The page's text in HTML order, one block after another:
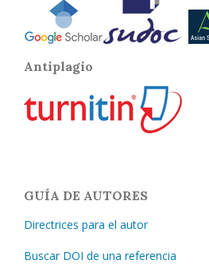
Antiplagio
GUÍA DE AUTORES
Directrices para el autor
Buscar DOI de una referencia